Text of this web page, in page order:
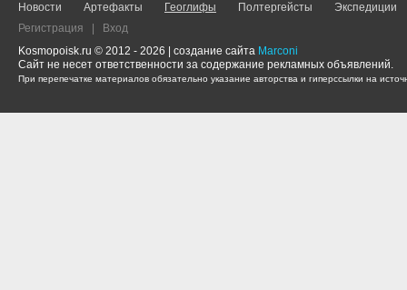
Новости Артефакты Геоглифы Полтергейсты
Экспедиции
Регистрация
Вход
Kosmopoisk.ru © 2012 - 2026 | создание сайта Marconi
Сайт не несет ответственности за содержание рекламных объявлений.
При перепечатке материалов обязательно указание авторства и гиперссылки на